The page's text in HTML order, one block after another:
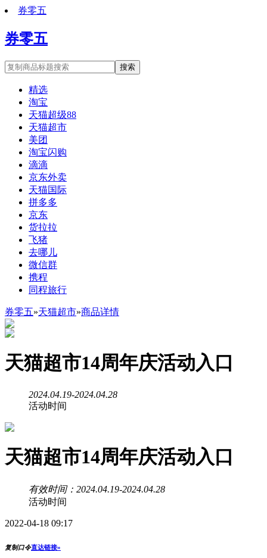
券零五
券零五
搜索
精选
淘宝
天猫超级88
天猫超市
美团
淘宝闪购
滴滴
京东外卖
天猫国际
拼多多
京东
货拉拉
飞猪
去哪儿
微信群
携程
同程旅行
券零五»天猫超市»商品详情
天猫超市14周年庆活动入口
2024.04.19-2024.04.28
活动时间
天猫超市14周年庆活动入口
有效时间：2024.04.19-2024.04.28
活动时间
2022-04-18 09:17
复制口令直达链接»